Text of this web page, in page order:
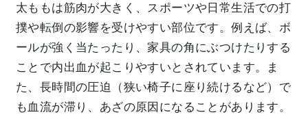
太ももは筋肉が大きく、スポーツや日常生活での打
撲や転倒の影響を受けやすい部位です。例えば、ボ
ールが強く当たったり、家具の角にぶつけたりする
ことで内出血が起こりやすいとされています。ま
た、長時間の圧迫（狭い椅子に座り続けるなど）で
も血流が滞り、あざの原因になることがあります。